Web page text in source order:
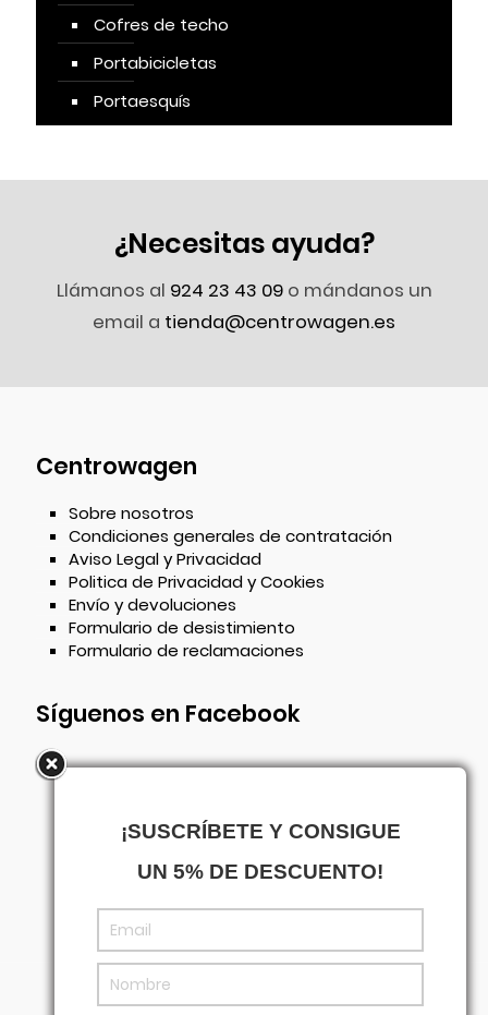
Cofres de techo
Portabicicletas
Portaesquís
¿Necesitas ayuda?
Llámanos al 924 23 43 09o mándanos un
email a tienda@centrowagen.es
Centrowagen
Sobre nosotros
Condiciones generales de contratación
Aviso Legal y Privacidad
Politica de Privacidad y Cookies
Envío y devoluciones
Formulario de desistimiento
Formulario de reclamaciones
Síguenos en Facebook
¡SUSCRÍBETE Y CONSIGUE
UN 5% DE DESCUENTO!